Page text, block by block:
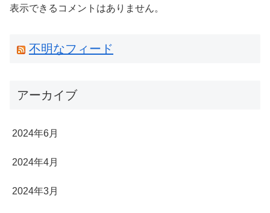
表示できるコメントはありません。
不明なフィード
アーカイブ
2024年6月
2024年4月
2024年3月